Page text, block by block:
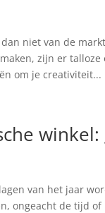
niet van de
zijn er
om je creativiteit...
van het jaar
ongeacht de tijd